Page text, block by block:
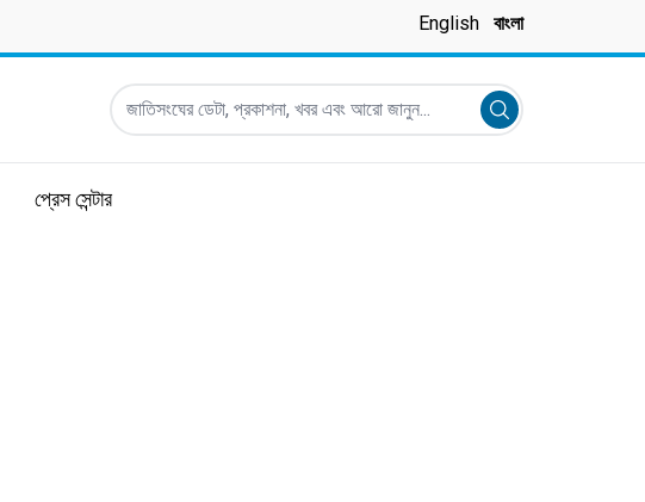
English বাংলা
জাতিসংঘের ডেটা, প্রকাশনা, খবর এবং আরো জানুন...
Submit search
প্রেস সেন্টার